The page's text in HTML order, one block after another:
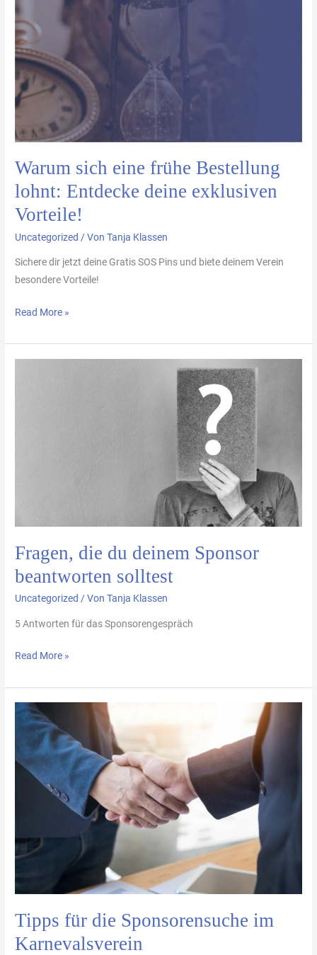
Warum sich eine frühe Bestellung
lohnt: Entdecke deine exklusiven
Vorteile!
Uncategorized / VonTanja Klassen
Sichere dir jetzt deine Gratis SOS Pins und biete deinem Verein
besondere Vorteile!
eine
frühe
Bestellung
lohnt:
Entdecke
deine
Vorteile!
Read More »
Fragen, die du deinem Sponsor
beantworten solltest
Uncategorized / VonTanja Klassen
5 Antworten für das Sponsorengespräch
Read More »
Tipps für die Sponsorensuche im
Karnevalsverein
Tipps
für
die
Sponsorensuche
Karnevalsverein